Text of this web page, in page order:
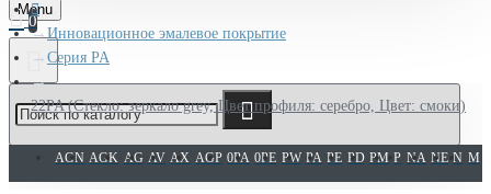
Menu
0
Инновационное эмалевое покрытие
Серия PA
22PA (Cтекло: зеркало grey, Цвет профиля: серебро, Цвет: смоки)
AGN AGK AG AV AX AGP 0PA 0PE PW PA PE PD PM P NA NE N M